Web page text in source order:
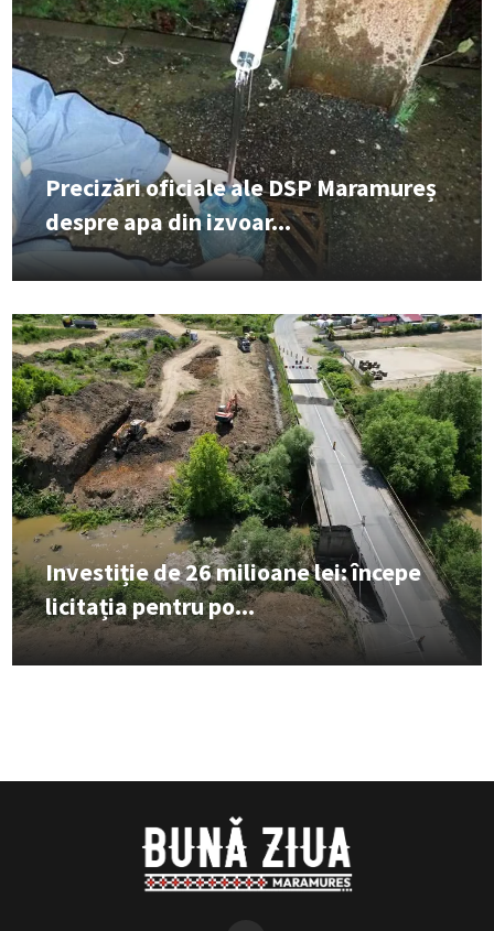
Precizări oficiale ale DSP Maramureș
despre apa din izvoar...
Investiție de 26 milioane lei: începe
licitația pentru po...